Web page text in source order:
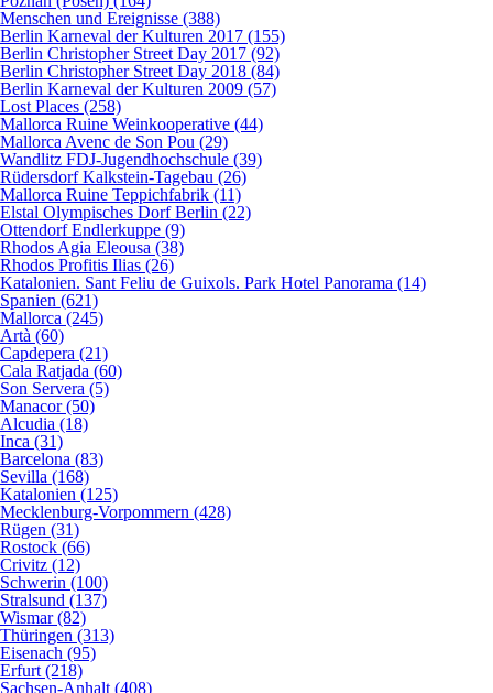
Menschen und Ereignisse (388)
Berlin Karneval der Kulturen 2017 (155)
Berlin Christopher Street Day 2017 (92)
Berlin Christopher Street Day 2018 (84)
Berlin Karneval der Kulturen 2009 (57)
Lost Places (258)
Mallorca Ruine Weinkooperative (44)
Mallorca Avenc de Son Pou (29)
Wandlitz FDJ-Jugendhochschule (39)
Rüdersdorf Kalkstein-Tagebau (26)
Mallorca Ruine Teppichfabrik (11)
Elstal Olympisches Dorf Berlin (22)
Ottendorf Endlerkuppe (9)
Rhodos Agia Eleousa (38)
Rhodos Profitis Ilias (26)
Katalonien. Sant Feliu de Guixols. Park Hotel Panorama (14)
Spanien (621)
Mallorca (245)
Artà (60)
Capdepera (21)
Cala Ratjada (60)
Son Servera (5)
Manacor (50)
Alcudia (18)
Inca (31)
Barcelona (83)
Sevilla (168)
Katalonien (125)
Mecklenburg-Vorpommern (428)
Rügen (31)
Rostock (66)
Crivitz (12)
Schwerin (100)
Stralsund (137)
Wismar (82)
Thüringen (313)
Eisenach (95)
Erfurt (218)
Sachsen-Anhalt (408)